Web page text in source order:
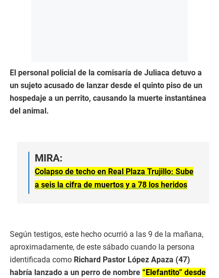
El personal policial de la comisaría de Juliaca detuvo a
un sujeto acusado de lanzar desde el quinto piso de un
hospedaje a un perrito, causando la muerte instantánea
del animal.
MIRA:
Colapso de techo en Real Plaza Trujillo: Sube
a seis la cifra de muertos y a 78 los heridos
Según testigos, este hecho ocurrió a las 9 de la mañana,
aproximadamente, de este sábado cuando la persona
identificada como Richard Pastor López Apaza (47)
habría lanzado a un perro de nombre “Elefantito” desde